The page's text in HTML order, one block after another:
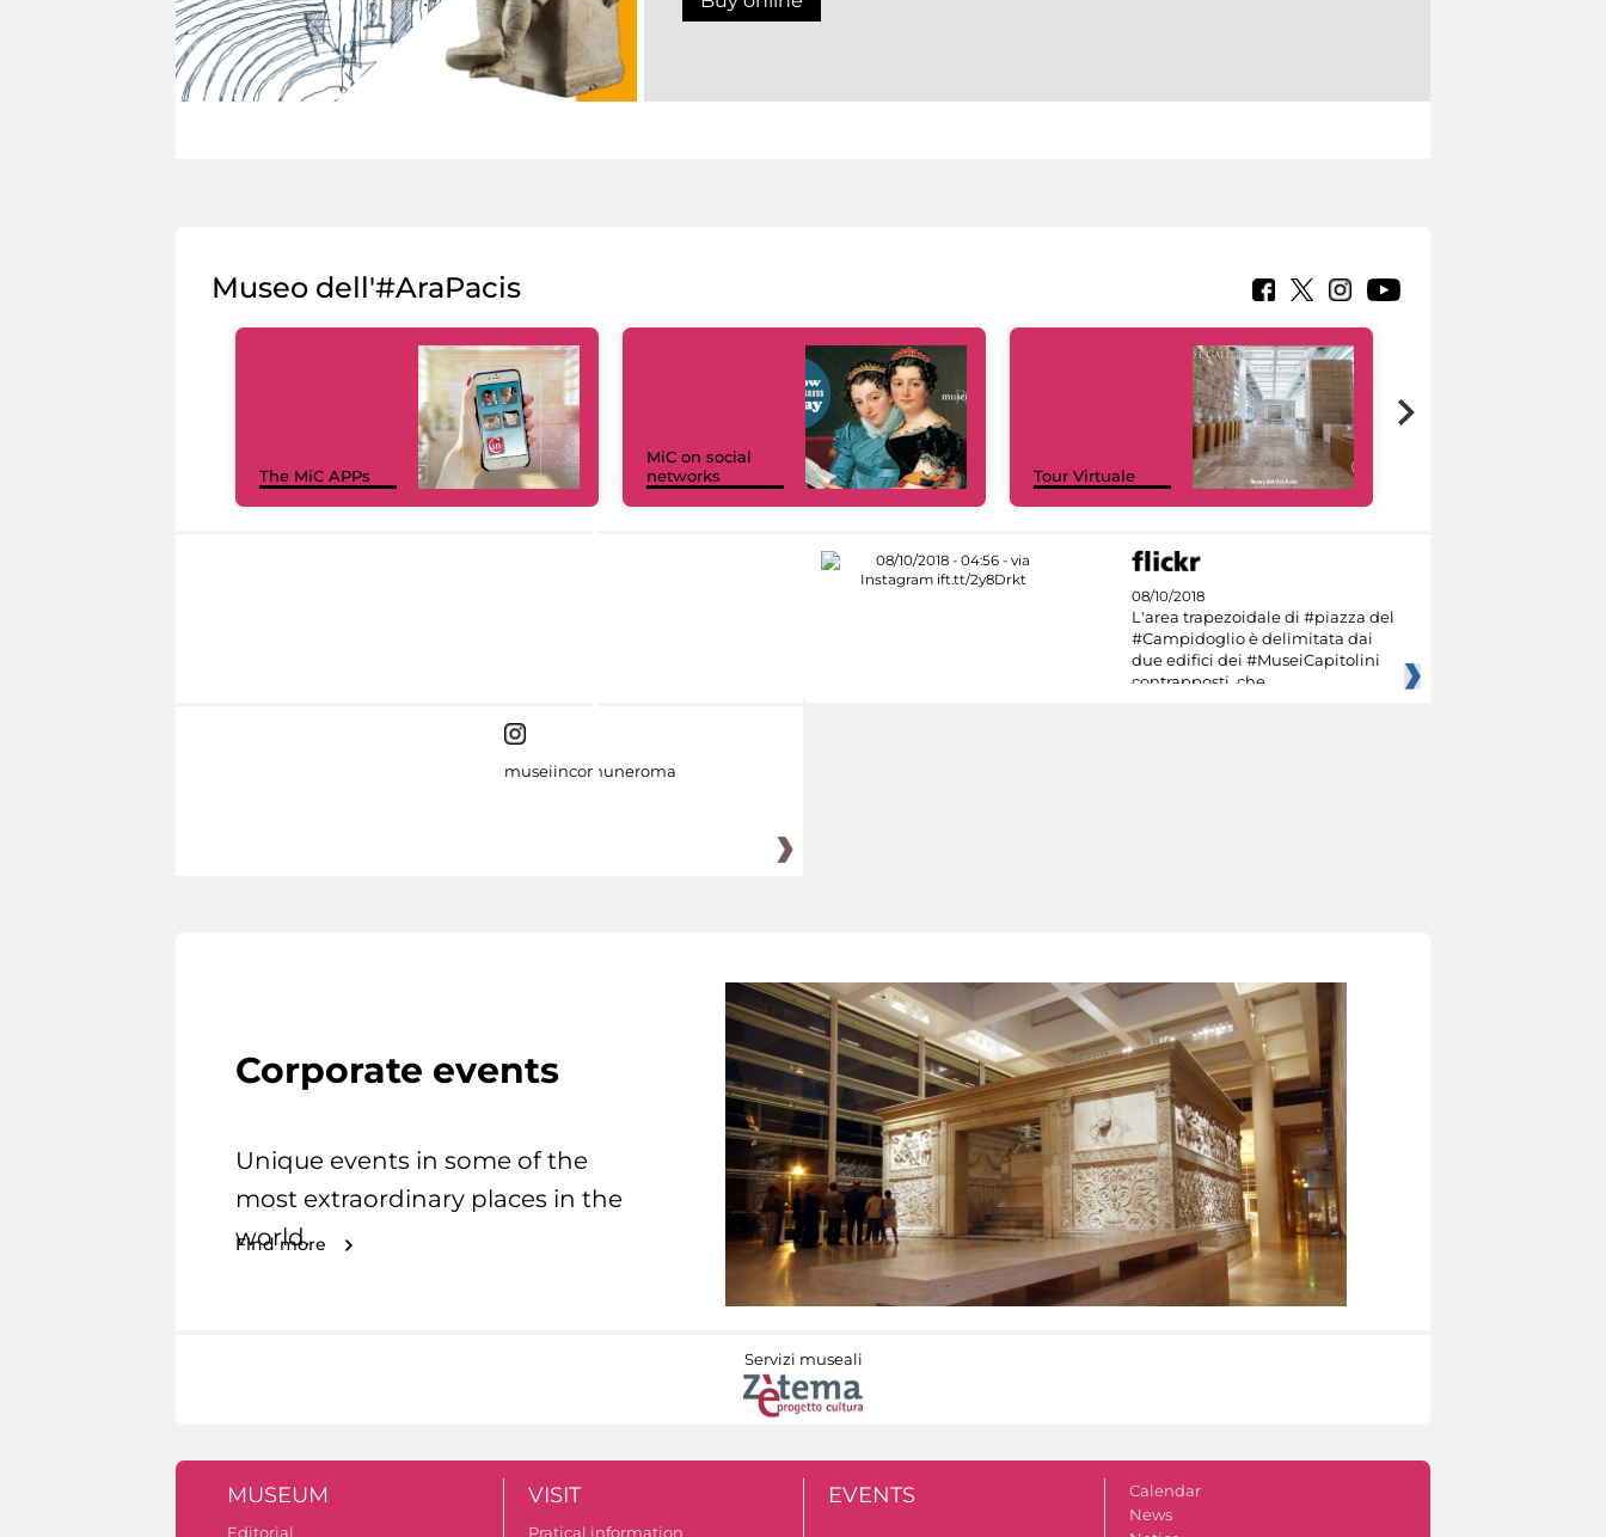
Museo dell'#AraPacis
The MiC APPs
MiC on social
networks
Tour Virtuale
08/10/2018
L'area trapezoidale di #piazza del
#Campidoglio è delimitata dai
due edifici dei #MuseiCapitolini
contrapposti, che
museiincomuneroma
Corporate events
Unique events in some of the
most extraordinary places in the
world.
Find more
Servizi museali
MUSEUM
Editorial
VISIT
Pratical information
EVENTS
Calendar
News